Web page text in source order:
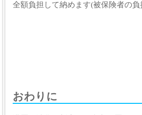
全額負担して納めます(被保険者の負
おわりに